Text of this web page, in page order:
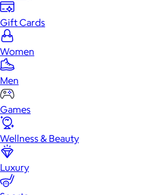
Gift Cards
Women
Men
Games
Wellness & Beauty
Luxury